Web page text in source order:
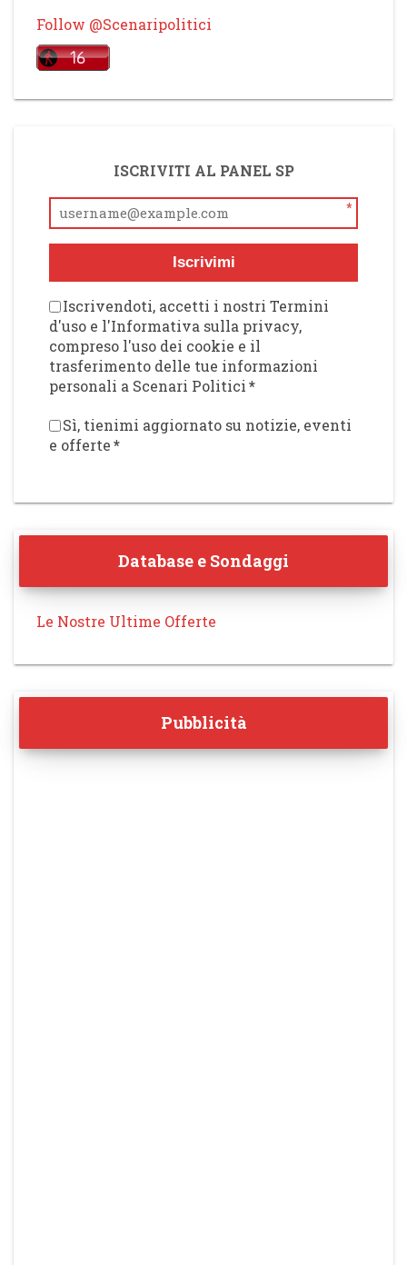
Follow @Scenaripolitici
ISCRIVITI AL PANEL SP
*
Iscrivimi
Iscrivendoti, accetti i nostri Termini
d'uso e l'Informativa sulla privacy,
compreso l'uso dei cookie e il
trasferimento delle tue informazioni
personali a Scenari Politici*
Sì, tienimi aggiornato su notizie, eventi
e offerte*
Database e Sondaggi
Le Nostre Ultime Offerte
Pubblicità